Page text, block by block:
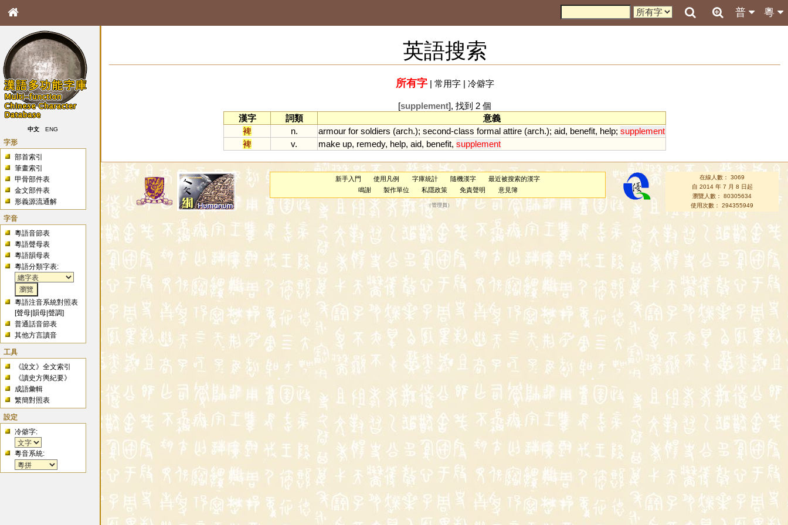
粵
普
中文 ENG
字形
部首索引
筆畫索引
甲骨部件表
金文部件表
形義源流通解
字音
粵語音節表
粵語聲母表
粵語韻母表
粵語分類字表:
粵語注音系統對照表
[聲母 |韻母 |聲調]
普通話音節表
其他方言讀音
工具
《說文》全文索引
《讀史方輿紀要》
成語彙輯
繁簡對照表
設定
冷僻字:
粵音系統:
英語搜索
所有字| 常用字| 冷僻字
[supplement], 找到 2 個
漢字
詞類
意義
裨
n. armour for soldiers (arch.); second-class formal attire (arch.); aid, benefit, help; supplement
裨
v. make up, remedy, help, aid, benefit, supplement
新手入門 使用凡例 字庫統計 隨機漢字
最近被搜索的漢字
鳴謝
製作單位 私隱政策 免責聲明 意見簿
（管理員 ）
在線人數： 3069
自 2014 年 7 月 8 日起
瀏覽人數： 80305634
使用次數： 294355949